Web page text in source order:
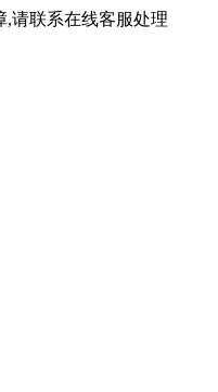
,请联系在线客服处理